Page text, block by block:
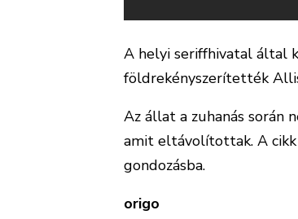
A helyi seriffhivatal által
földrekényszerítették
Az állat a zuhanás során
amit eltávolítottak. A
gondozásba.
origo